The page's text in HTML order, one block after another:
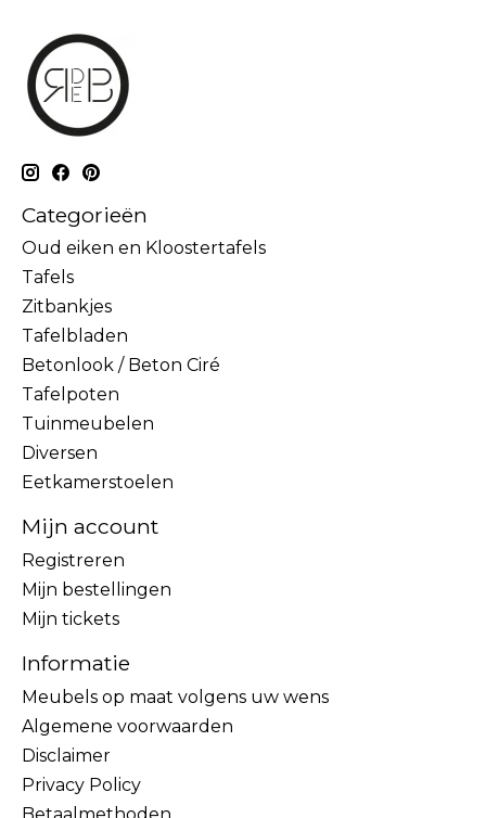
Categorieën
Oud eiken en Kloostertafels
Tafels
Zitbankjes
Tafelbladen
Betonlook / Beton Ciré
Tafelpoten
Tuinmeubelen
Diversen
Eetkamerstoelen
Mijn account
Registreren
Mijn bestellingen
Mijn tickets
Informatie
Meubels op maat volgens uw wens
Algemene voorwaarden
Disclaimer
Privacy Policy
Betaalmethoden